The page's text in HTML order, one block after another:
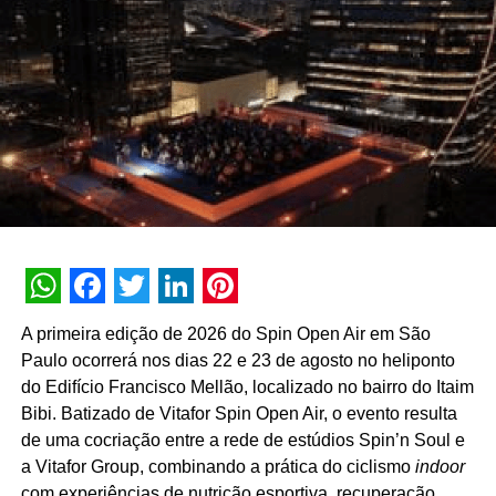
Os interessados poderão se inscrever para participar por
blocos ou optar, com vantagens, por uma inscrição
completa, com direito ao conteúdo bônus.
“Convidamos aos profissionais para reservarem a data
em suas agendas e acompanharem as novidades pelas
redes sociais da AMPRO. Em breve teremos a
programação definitiva e as formas de inscrição”, finaliza
A Associação de Marketing Promocional é a única que
desenvolve nacionalmente a teoria e a prática do setor de
Live Marketing de forma ampla. Com sede em São Paulo,
completa 27 anos em 2020 e possui cerca de 300
empresas associadas, com representação abrangente em
todo o território nacional. www.ampro.com.br
WhatsApp
Facebook
Twitter
LinkedIn
Pinterest
A primeira edição de 2026 do Spin Open Air em São
Paulo ocorrerá nos dias 22 e 23 de agosto no heliponto
do Edifício Francisco Mellão, localizado no bairro do Itaim
Bibi. Batizado de Vitafor Spin Open Air, o evento resulta
de uma cocriação entre a rede de estúdios Spin’n Soul e
a Vitafor Group, combinando a prática do ciclismo indoor